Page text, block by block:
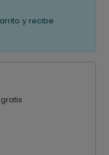
y recibe